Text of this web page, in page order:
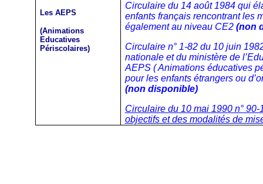
Les AEPS
(Animations
Educatives
Périscolaires)
Circulaire du 14 août 1984 qui
enfants français rencontrant les
également au niveau CE2 (non
Circulaire n° 1-82 du 10 juin
nationale et du ministère de
AEPS ( Animations éducatives
pour les enfants étrangers ou
(non disponible)
Circulaire du 10 mai 1990 n°
objectifs et des modalités de